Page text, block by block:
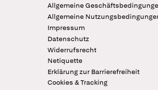
Allgemeine
Allgemeine
Impressum
Datenschutz
Widerrufsrecht
Netiquette
Erklärung zur Barrierefreiheit
Cookies & Tracking